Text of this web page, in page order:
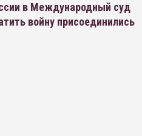
в Международный суд
войну присоединились